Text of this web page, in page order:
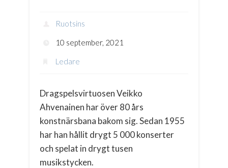
Ruotsins
10 september, 2021
Ledare
Dragspelsvirtuosen Veikko
Ahvenainen har över 80 års
konstnärsbana bakom sig. Sedan 1955
har han hållit drygt 5 000 konserter
och spelat in drygt tusen
musikstycken.